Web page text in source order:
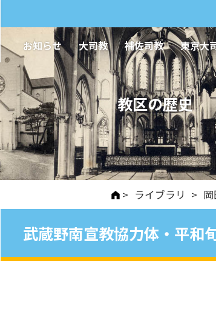
お知らせ 大司教 補佐司教 東京大
教区の歴史
> ライブラリ >
武蔵野南宣教協力体・平和